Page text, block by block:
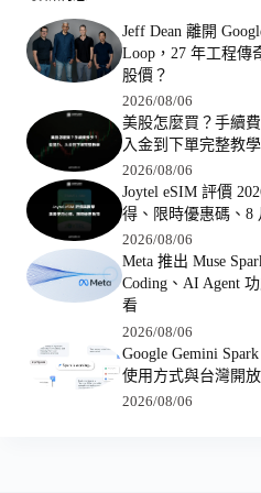
Jeff Dean 離開
Loop，27 年工程傳
股價？
2026/08/06
美股怎麼買？手續
入金到下單完整教學
2026/08/06
Joytel eSIM 評價
得、限時優惠碼、8
2026/08/06
Meta 推出 Muse
Coding、AI Agent
看
2026/08/06
Google Gemini
使用方式與台灣開
2026/08/06